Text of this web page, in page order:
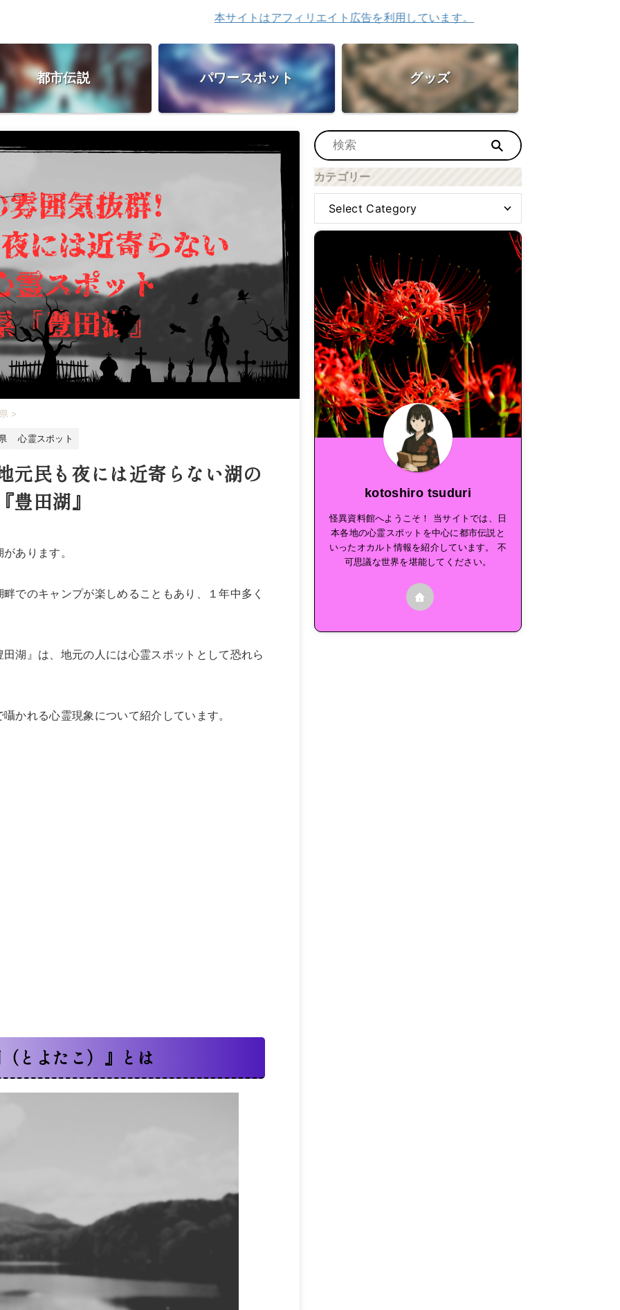
本サイトはアフィリエイト広告を利用しています。
都市伝説 パワースポット グッズ
>
心霊スポット
民も夜には近寄らない湖の
豊田湖』
あります。
でのキャンプが楽しめることもあり、１年中多く
湖』は、地元の人には心霊スポットとして恐れら
かれる心霊現象について紹介しています。
とよたこ）』とは
カテゴリー
kotoshiro tsuduri
怪異資料館へようこそ！ 当サイトでは、日
本各地の心霊スポットを中心に都市伝説と
いったオカルト情報を紹介しています。 不
可思議な世界を堪能してください。